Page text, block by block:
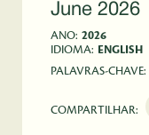
June 2026
ANO: 2026
IDIOMA: ENGLISH
PALAVRAS-CHAVE:
COMPARTILHAR: